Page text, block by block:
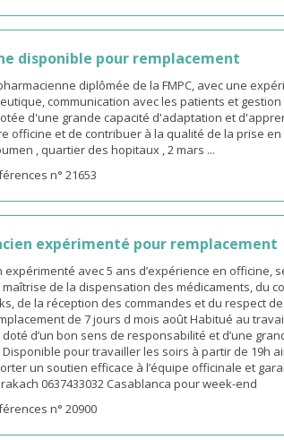
disponible pour remplacement
diplômée de la FMPC, avec une
communication avec les patients et
d'une grande capacité d'adaptation et
officine et de contribuer à la qualité de la prise
, quartier des hopitaux , 2 mars ...
n° 21653
expérimenté pour remplacement
expérimenté avec 5 ans d’expérience en officine,
de la dispensation des médicaments, du
de la réception des commandes et du respect
de 7 jours d mois août Habitué au
d’un bon sens de responsabilité et d’une
pour travailler les soirs à partir de 19h
un soutien efficace à l’équipe officinale et
0637433032 Casablanca pour week-end
n° 20900